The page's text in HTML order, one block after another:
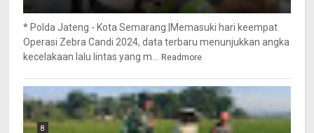
* Polda Jateng - Kota Semarang |Memasuki hari keempat
Operasi Zebra Candi 2024, data terbaru menunjukkan angka
kecelakaan lalu lintas yang m...
Readmore
8